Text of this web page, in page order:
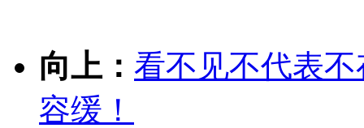
向上： 看不见不代表
容缓！